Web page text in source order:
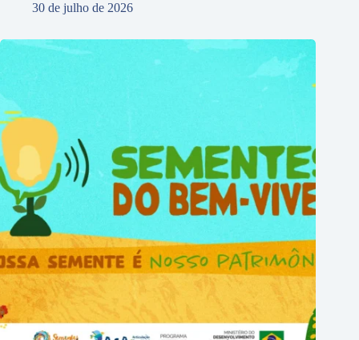
30 de julho de 2026